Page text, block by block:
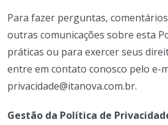
Para fazer perguntas,
outras comunicações sobre esta
práticas ou para exercer seus
entre em contato conosco pelo e-
privacidade@itanova.com.br.
Gestão da Política de